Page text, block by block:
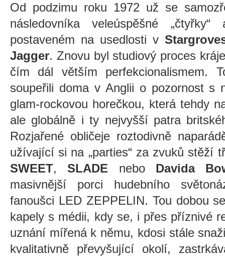
Od podzimu roku 1972 už se
následovníka veleúspěšné
postaveném na usedlosti v
Jagger. Znovu byl studiový proces
čím dál větším perfekcionalismem.
soupeřili doma v Anglii o pozornost s
glam-rockovou horečkou, která tehdy
ale globálně i ty nejvyšší patra
Rozjařené obličeje roztodivně
užívající si na „parties“ za zvuků stěží
SWEET, SLADE nebo Davida
masivnější porci hudebního
fanoušci LED ZEPPELIN. Tou dobou
kapely s médii, kdy se, i přes příznivé
uznání mířená k němu, kdosi stále
kvalitativně převyšující okolí,